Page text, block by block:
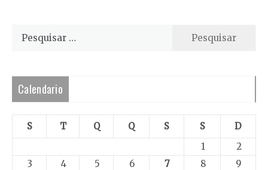
Pesquisar
Calendario
S T Q Q S S
D
1
2
3
4 5 6 7 8
9